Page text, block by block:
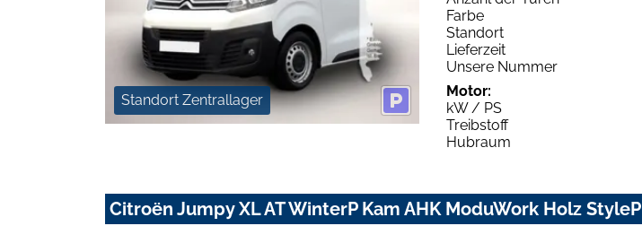
Standort Zentrallager
Farbe
Standort
Lieferzeit
Unsere Nummer
Motor:
kW / PS
Treibstoff
Hubraum
Citroën Jumpy XL AT WinterP Kam AHK ModuWork Holz StyleP